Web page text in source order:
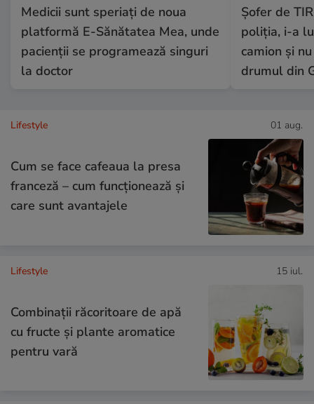
Medicii sunt speriați de noua
platformă E-Sănătatea Mea, unde
pacienții se programează singuri
la doctor
Șofer de
poliția, i-a
camion și
drumul din
Lifestyle 01 aug.
Cum se face cafeaua la presa
franceză – cum funcționează și
care sunt avantajele
Lifestyle 15 iul.
Combinaţii răcoritoare de apă
cu fructe şi plante aromatice
pentru vară